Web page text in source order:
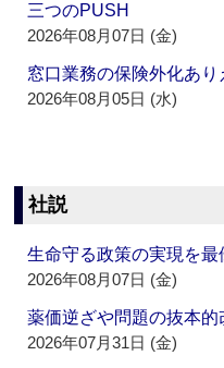
三つのPUSH
2026年08月07日 (金)
窓口業務の保険外化あり
2026年08月05日 (水)
社説
生命守る政策の実現を最
2026年08月07日 (金)
薬価逆ざや問題の抜本的
2026年07月31日 (金)